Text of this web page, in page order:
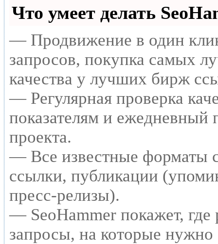
Что умеет делать
— Продвижение в один
запросов, покупка самых
качества у лучших бирж
— Регулярная проверка
показателям и ежедневный
проекта.
— Все известные форматы
ссылки, публикации
пресс-релизы).
— SeoHammer покажет, где
запросы, на которые нужно